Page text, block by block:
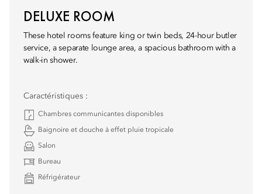
DELUXE ROOM
These hotel rooms feature king or twin beds, 24-hour butler
service, a separate lounge area, a spacious bathroom with a
walk-in shower.
Caractéristiques :
Chambres communicantes disponibles
Baignoire et douche à effet pluie tropicale
Salon
Bureau
Réfrigérateur